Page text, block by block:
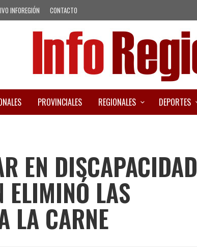
INFOREGIÓN CONTACTO
PROVINCIALES REGIONALES DEPORTES
EN
ELIMINÓ LAS
LA CARNE